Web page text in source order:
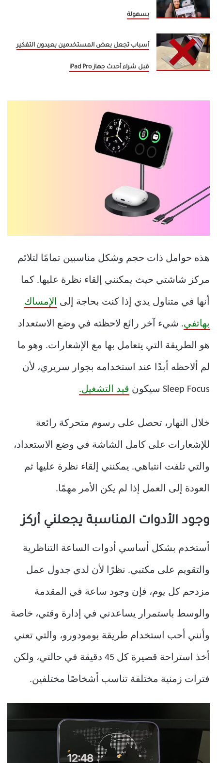
بسهولة
أسباب تجعل بعض المستخدمين يعيدون التفكير
قبل شراء أحدث جهاز iPad Pro
هذه حوامل ذات حجم وشكل مناسبين تمامًا لتلائم
مركز شاشتي حيث يمكنني إلقاء نظرة عليها. كما
أنها في متناول يدي إذا كنت بحاجة إلى الإمساك
بهاتفي. شيء آخر رائع لاحظته في وضع الاستعداد
هو الطريقة التي يتعامل بها مع الإشعارات. وهو ما
لم ألاحظه أبدًا عند استخدامه بجوار سريري، لأن
Sleep Focus سيكون قيد التشغيل.
خلال النهار، تحصل على رسوم متحركة رائعة
للإشعارات على كامل الشاشة في وضع الاستعداد،
والتي تلفت انتباهي. يمكنني إلقاء نظرة عليها ثم
العودة إلى العمل إذا لم يكن الأمر مهمًا.
وجود الأدوات المناسبة يجعلني أركز
أستخدم بشكل أساسي أدوات الساعة التناظرية
والتقويم على مكتبي. نظرًا لأن لدي جدول عمل
مزدحم كل يوم، فإن وجود ساعة في المقدمة
والوسط باستمرار يساعدني في إدارة وقتي، خاصة
وأنني أحب استخدام طريقة بومودورو، والتي تعني
أخذ استراحة قصيرة كل 45 دقيقة في حالتي، ولكن
فترات زمنية مختلفة تناسب أشخاصًا مختلفين.